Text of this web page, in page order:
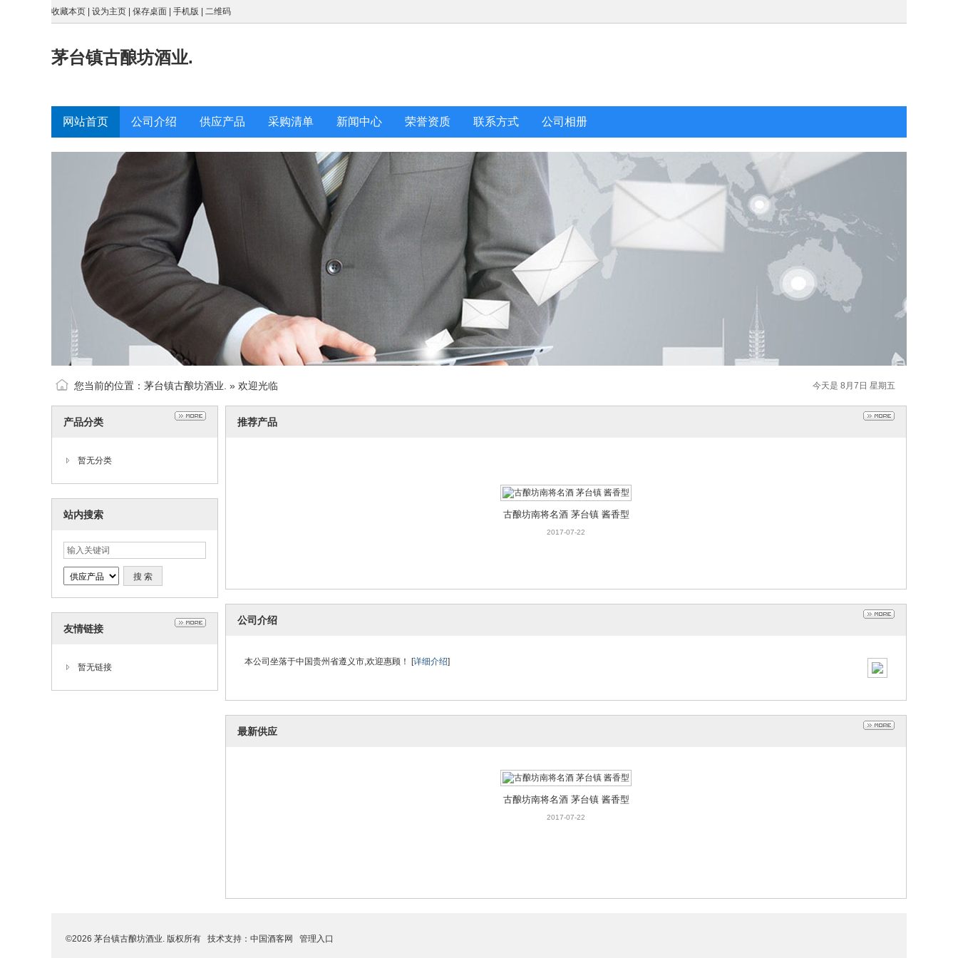
收藏本页 设为主页 保存桌面 手机版 二维码
茅台镇古酿坊酒业.
网站首页 公司介绍 供应产品 采购清单 新闻中心 荣誉资质 联系方式 公司相册
今天是 8月7日 星期五
您当前的位置： 茅台镇古酿坊酒业. » 欢迎光临
产品分类
暂无分类
站内搜索
友情链接
暂无链接
推荐产品
古酿坊南将名酒 茅台镇 酱香型
古酿坊南将名酒 茅台镇 酱香型
2017-07-22
公司介绍
本公司坐落于中国贵州省遵义市,欢迎惠顾！ [详细介绍]
最新供应
古酿坊南将名酒 茅台镇 酱香型
2017-07-22
©2026 茅台镇古酿坊酒业. 版权所有 技术支持： 中国酒客网 管理入口